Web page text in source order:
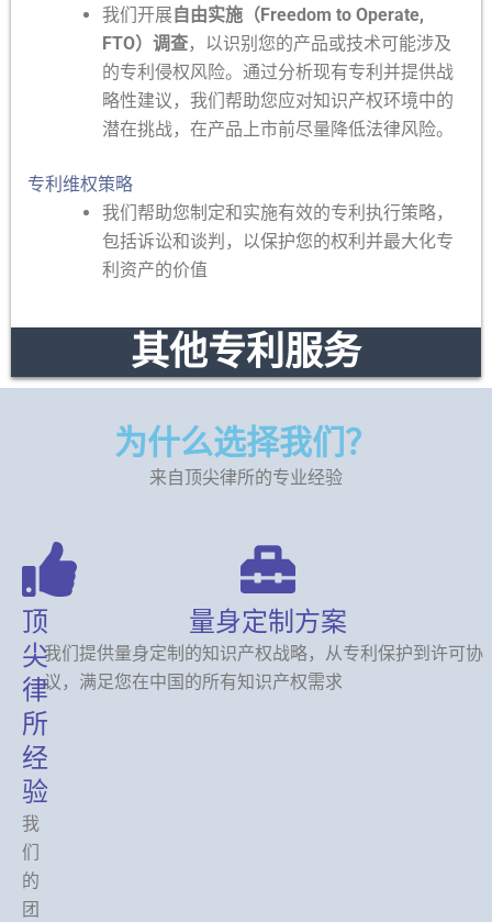
我们开展自由实施（Freedom to Operate,
FTO）调查，以识别您的产品或技术可能涉及
的专利侵权风险。通过分析现有专利并提供战
略性建议，我们帮助您应对知识产权环境中的
潜在挑战，在产品上市前尽量降低法律风险。
专利维权策略
我们帮助您制定和实施有效的专利执行策略，
包括诉讼和谈判，以保护您的权利并最大化专
利资产的价值
其他专利服务
为什么选择我们？
来自顶尖律所的专业经验
顶
尖
律
所
经
验
我
们
的
团
量身定制方案
我们提供量身定制的知识产权战略，从专利保护到许可协
议，满足您在中国的所有知识产权需求